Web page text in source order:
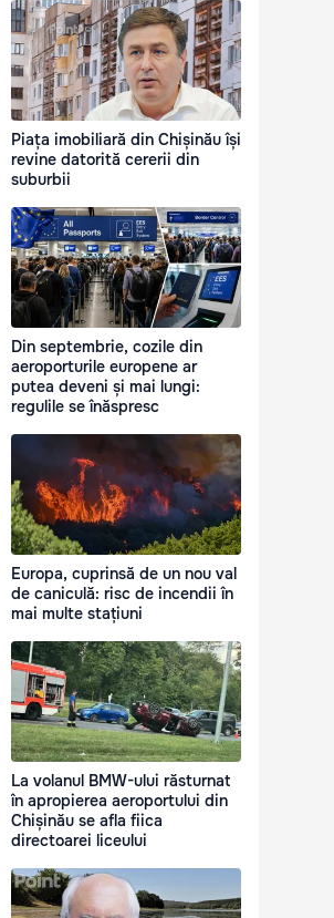
Piața imobiliară din Chișinău își
revine datorită cererii din
suburbii
Din septembrie, cozile din
aeroporturile europene ar
putea deveni și mai lungi:
regulile se înăspresc
Europa, cuprinsă de un nou val
de caniculă: risc de incendii în
mai multe stațiuni
La volanul BMW-ului răsturnat
în apropierea aeroportului din
Chișinău se afla fiica
directoarei liceului